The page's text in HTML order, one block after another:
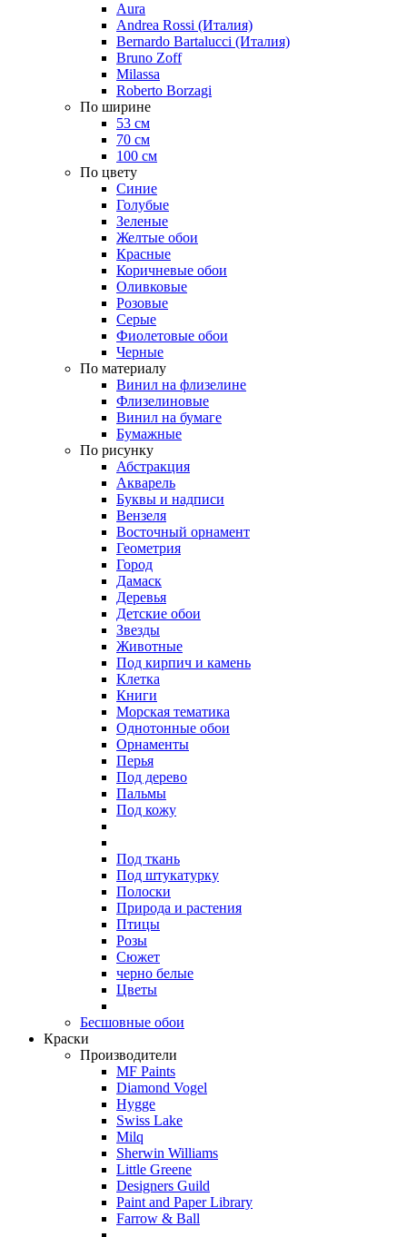
Aura
Andrea Rossi (Италия)
Bernardo Bartalucci (Италия)
Bruno Zoff
Milassa
Roberto Borzagi
По ширине
53 см
70 см
100 см
По цвету
Синие
Голубые
Зеленые
Желтые обои
Красные
Коричневые обои
Оливковые
Розовые
Серые
Фиолетовые обои
Черные
По материалу
Винил на флизелине
Флизелиновые
Винил на бумаге
Бумажные
По рисунку
Абстракция
Акварель
Буквы и надписи
Вензеля
Восточный орнамент
Геометрия
Город
Дамаск
Деревья
Детские обои
Звезды
Животные
Под кирпич и камень
Клетка
Книги
Морская тематика
Однотонные обои
Орнаменты
Перья
Под дерево
Пальмы
Под кожу
Под ткань
Под штукатурку
Полоски
Природа и растения
Птицы
Розы
Сюжет
черно белые
Цветы
Бесшовные обои
Краски
Производители
MF Paints
Diamond Vogel
Hygge
Swiss Lake
Milq
Sherwin Williams
Little Greene
Designers Guild
Paint and Paper Library
Farrow & Ball